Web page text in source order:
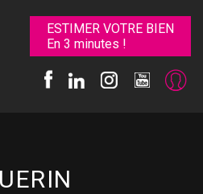
ESTIMER VOTRE BIEN
En 3 minutes !